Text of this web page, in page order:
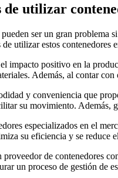
utilizar
utilizar estos contenedores
impacto positivo en la
Además, al contar
y conveniencia que
su movimiento. Además,
especializados en el
su eficiencia y se reduce
de contenedores
un proceso de gestión de